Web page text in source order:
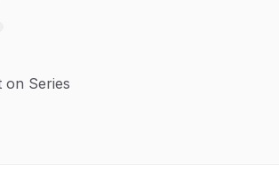
on Series